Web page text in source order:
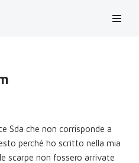
Sda che non corrisponde a
perché ho scritto nella mia
scarpe non fossero arrivate